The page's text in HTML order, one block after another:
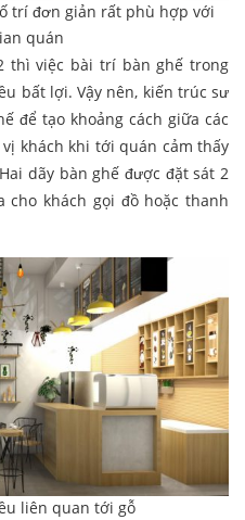
trí đơn giản rất phù hợp với
quán
thì việc bài trí bàn ghế trong
bất lợi. Vậy nên, kiến trúc sư
để tạo khoảng cách giữa các
khách khi tới quán cảm thấy
dãy bàn ghế được đặt sát 2
khách gọi đồ hoặc thanh
liên quan tới gỗ